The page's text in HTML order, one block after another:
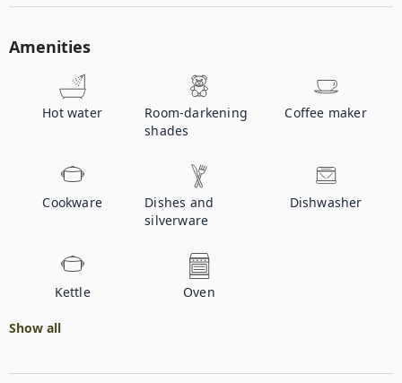
Amenities
Hot water
Room-darkening
shades
Coffee maker
Cookware
Dishes and
silverware
Dishwasher
Kettle Oven
Show all